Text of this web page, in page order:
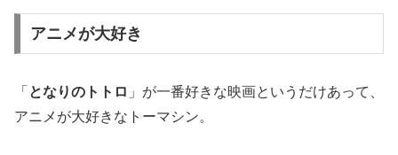
アニメが大好き
「 となりのトトロ 」が一番好きな映画というだけあって、
アニメが大好きなトーマシン。